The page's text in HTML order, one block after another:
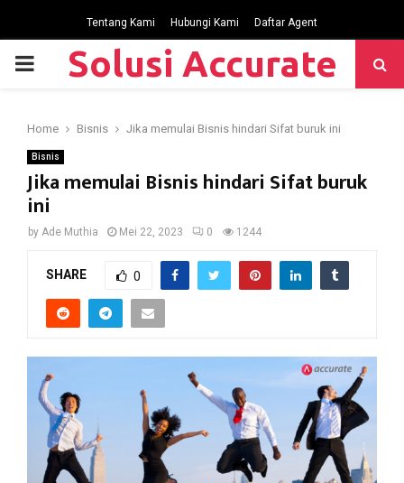
Tentang Kami Hubungi Kami Daftar Agent
P
M
Y
Solusi Accurate
Home Bisnis Jika memulai Bisnis hindari Sifat buruk ini
Bisnis
Jika memulai Bisnis hindari Sifat buruk
ini
by Ade Muthia Mei 22, 2023 0 1244
SHARE 0